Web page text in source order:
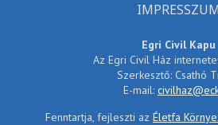
IMPRESSZUM
Egri Civil Kapu
Az Egri Civil Ház
Szerkesztő: Csathó
E-mail:
Fenntartja, fejleszti az Életfa